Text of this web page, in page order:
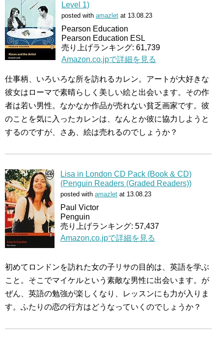
Level 1)
posted with amazlet at 13.08.23
Pearson Education
Pearson Education ESL
売り上げランキング: 61,739
Amazon.co.jpで詳細を見る
仕事柄、いろいろな所を訪れるカレン。アートが大好きな
彼女はローマで素晴らしく美しい絵と出会います。その作
者は若い男性。なかなか作品が売れない貧乏画家です。彼
のことを気に入ったカレンは、なんとか彼に協力しようと
するのですが、さあ、絵は売れるのでしょうか？
Lisa in London CD Pack (Book & CD)
(Penguin Readers (Graded Readers))
posted with amazlet at 13.08.23
Paul Victor
Penguin
売り上げランキング: 57,437
Amazon.co.jpで詳細を見る
初めてロンドンを訪れた女の子リサの目的は、英語を学ぶ
こと。そこでマイケルという素敵な男性に出会います。が
ぜん、英語の勉強が楽しくなり、レッスンにも力が入りま
す。ふたりの恋の行方はどうなっていくのでしょうか？